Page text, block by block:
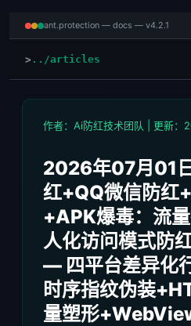
ant.protection — docs — v4.2.1
../articles
作者：Ai防红技术团队 | 更新：
2026年07月01
红+QQ微信防红
+APK爆毒：流
人化访问模式防
— 四平台差异化
时序指纹伪装
量塑形